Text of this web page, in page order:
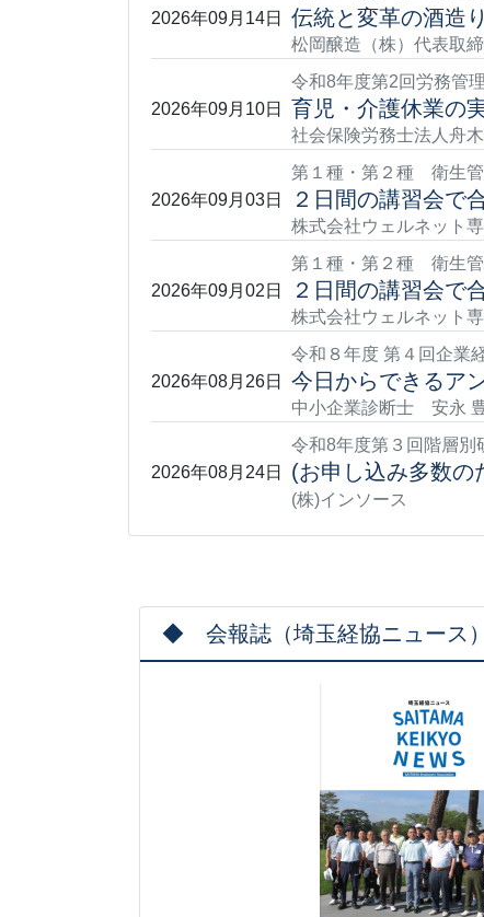
2026年09月14日 伝統と変革の酒造
松岡醸造（株）代表取
2026年09月10日
令和8年度第2回労務管
育児・介護休業の
社会保険労務士法人
2026年09月03日
第１種・第２種 衛生管
２日間の講習会で
株式会社ウェルネット
2026年09月02日
第１種・第２種 衛生管
２日間の講習会で
株式会社ウェルネット
2026年08月26日
令和８年度 第４回企業
今日からできるア
中小企業診断士 安永
2026年08月24日
令和8年度第３回階層別
(お申し込み多数の
(株)インソース
◆ 会報誌（埼玉経協ニュース）